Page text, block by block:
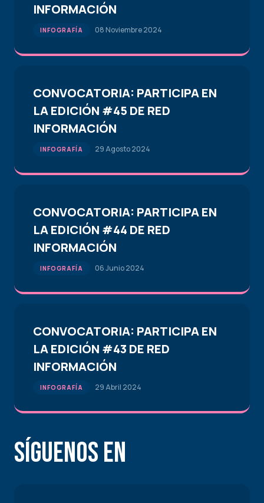
INFORMACIÓN
INFOGRAFÍA 08 Noviembre 2024
CONVOCATORIA: PARTICIPA EN
LA EDICIÓN #45 DE RED
INFORMACIÓN
INFOGRAFÍA 29 Agosto 2024
CONVOCATORIA: PARTICIPA EN
LA EDICIÓN #44 DE RED
INFORMACIÓN
INFOGRAFÍA 06 Junio 2024
CONVOCATORIA: PARTICIPA EN
LA EDICIÓN #43 DE RED
INFORMACIÓN
INFOGRAFÍA 29 Abril 2024
Síguenos en